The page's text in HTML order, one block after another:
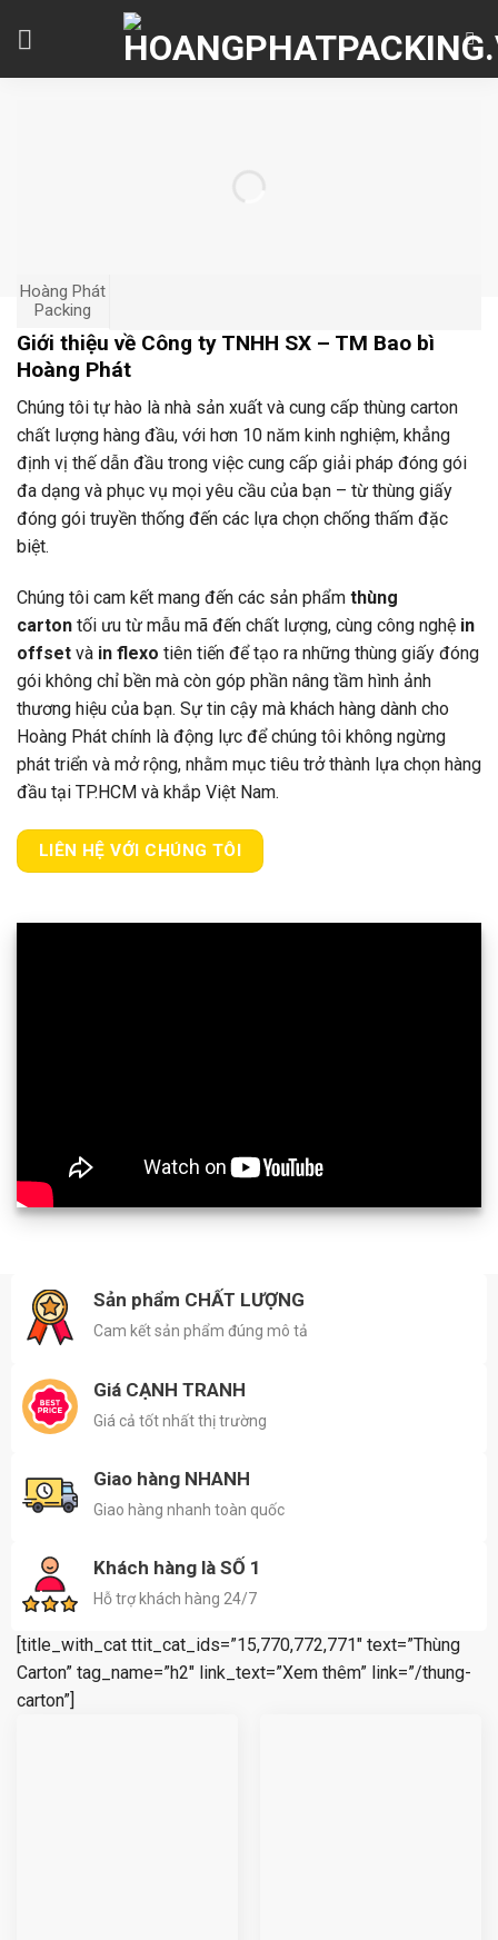
Hoàng Phát
Packing
Giới thiệu về Công ty TNHH SX – TM Bao bì
Hoàng Phát
Chúng tôi tự hào là nhà sản xuất và cung cấp thùng carton
chất lượng hàng đầu, với hơn 10 năm kinh nghiệm, khẳng
định vị thế dẫn đầu trong việc cung cấp giải pháp đóng gói
đa dạng và phục vụ mọi yêu cầu của bạn – từ thùng giấy
đóng gói truyền thống đến các lựa chọn chống thấm đặc
biệt.
Chúng tôi cam kết mang đến các sản phẩm thùng
carton tối ưu từ mẫu mã đến chất lượng, cùng công nghệ in
offset và in flexo tiên tiến để tạo ra những thùng giấy đóng
gói không chỉ bền mà còn góp phần nâng tầm hình ảnh
thương hiệu của bạn. Sự tin cậy mà khách hàng dành cho
Hoàng Phát chính là động lực để chúng tôi không ngừng
phát triển và mở rộng, nhằm mục tiêu trở thành lựa chọn hàng
đầu tại TP.HCM và khắp Việt Nam.
LIÊN HỆ VỚI CHÚNG TÔI
Sản phẩm CHẤT LƯỢNG
Cam kết sản phẩm đúng mô tả
Giá CẠNH TRANH
Giá cả tốt nhất thị trường
Giao hàng NHANH
Giao hàng nhanh toàn quốc
Khách hàng là SỐ 1
Hỗ trợ khách hàng 24/7
[title_with_cat ttit_cat_ids=”15,770,772,771″ text=”Thùng
Carton” tag_name=”h2″ link_text=”Xem thêm” link=”/thung-
carton”]